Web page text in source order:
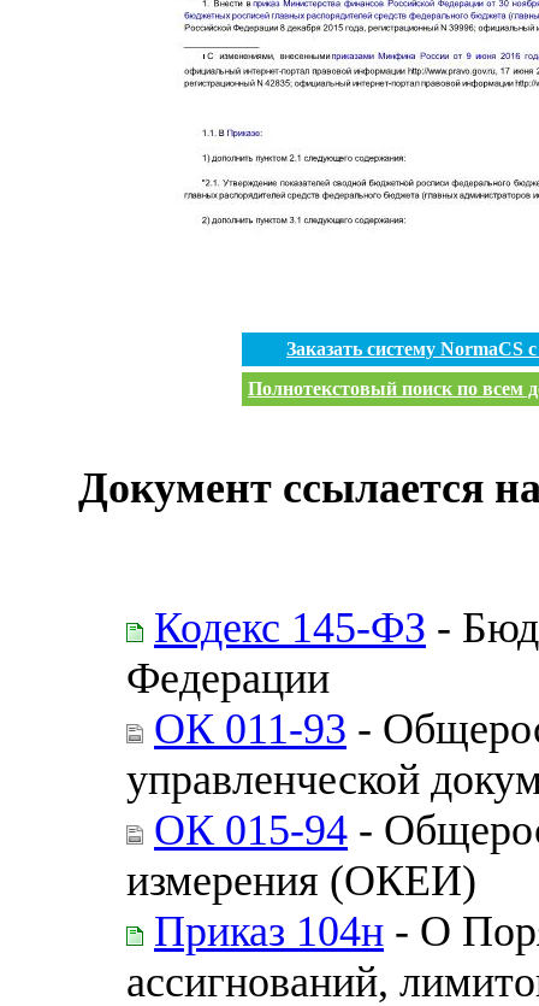
Заказать систему
Полнотекстовый поиск по всем
Документ ссылается
Кодекс 145-ФЗ -
Федерации
ОК 011-93 -
управленческой
ОК 015-94 -
измерения (ОКЕИ)
Приказ 104н - О
ассигнований,